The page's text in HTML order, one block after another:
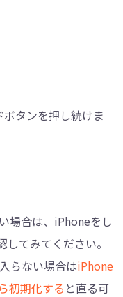
タンを押し続けま
場合は、iPhoneをし
てみてください。
らない場合はiPhone
初期化する と直る可